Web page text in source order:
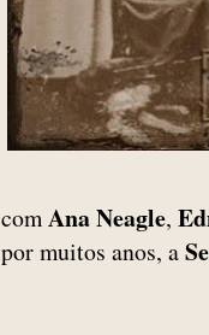
comAna Neagle,
por muitos anos, a